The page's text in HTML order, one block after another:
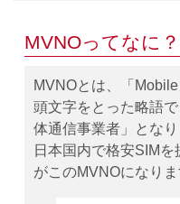
MVNOってなに？
MVNOとは、「
頭文字をとった略語
体通信事業者」となり
日本国内で格安SIM
がこのMVNOになりま